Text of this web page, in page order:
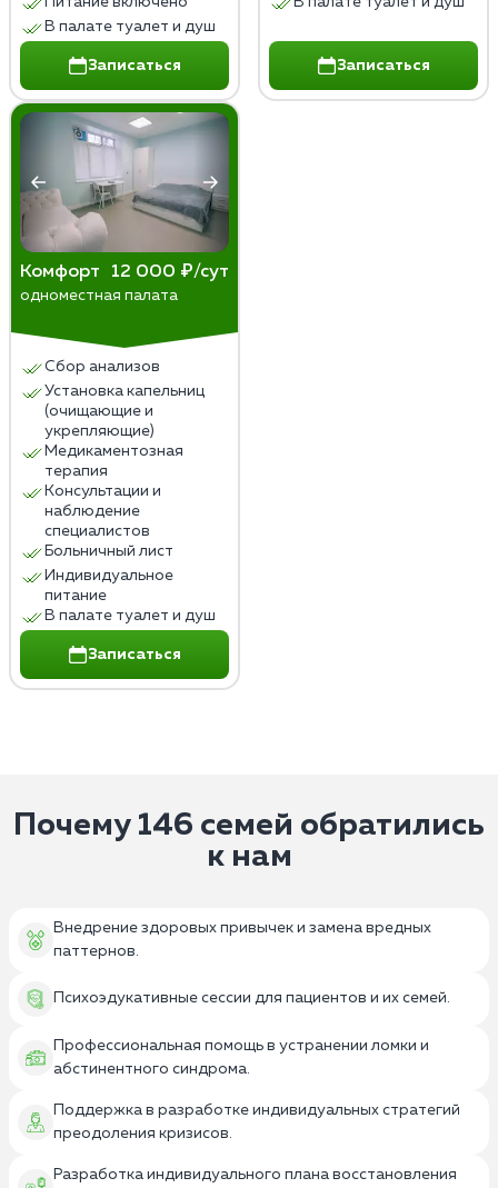
В палате туалет и душ
Записаться Записаться
Комфорт 12 000 ₽/сут
одноместная палата
Сбор анализов
Установка капельниц
(очищающие и
укрепляющие)
Медикаментозная
терапия
Консультации и
наблюдение
специалистов
Больничный лист
Индивидуальное
питание
В палате туалет и душ
Записаться
Почему 146 семей обратились
к нам
Внедрение здоровых привычек и замена вредных
паттернов.
Психоэдукативные сессии для пациентов и их семей.
Профессиональная помощь в устранении ломки и
абстинентного синдрома.
Поддержка в разработке индивидуальных стратегий
преодоления кризисов.
Разработка индивидуального плана восстановления